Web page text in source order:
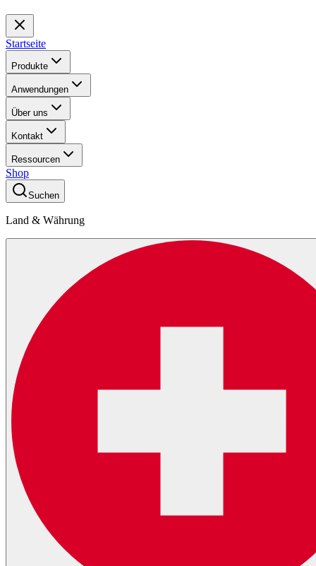
Startseite
Produkte
Anwendungen
Über uns
Kontakt
Ressourcen
Shop
Suchen
Land & Währung